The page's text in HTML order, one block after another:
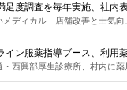
足度調査を毎年実施、社内
メディカル 店舗改善と士気向
イン服薬指導ブース、利用
・西興部厚生診療所、村内に薬